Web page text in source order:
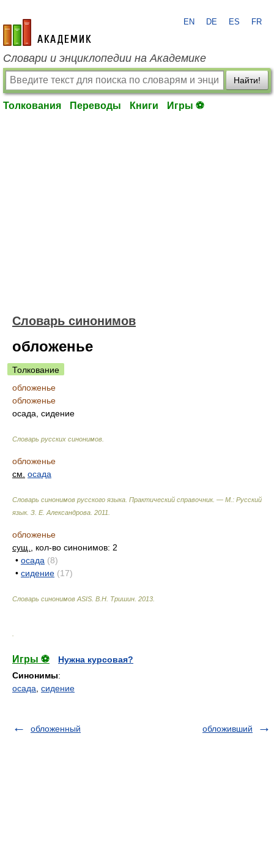
academic.ru
EN DE ES FR
Словари и энциклопедии на Академике
Найти!
Толкования Переводы Книги Игры ⚽
Словарь синонимов
обложенье
Толкование
обложенье
обложенье
осада, сидение
Словарь русских синонимов
обложенье
см. осада
Словарь синонимов русского языка. Практический справочник. — М.: Русский
язык. З. Е. Александрова 2011
обложенье
сущ.
, кол-во синонимов: 2
• осада (8)
• сидение (17)
Словарь синонимов ASIS. В.Н. Тришин 2013
Игры ⚽
Нужна курсовая?
Синонимы:
осада сидение
обложенный обложивший